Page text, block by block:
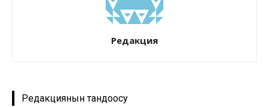
Редакция
Редакциянын тандоосу